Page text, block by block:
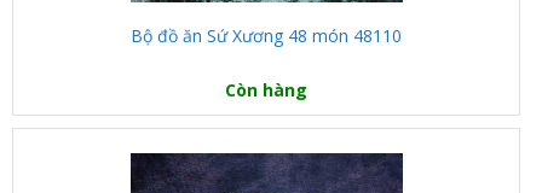
Bộ đồ ăn Sứ Xương 48 món 48110
Còn hàng